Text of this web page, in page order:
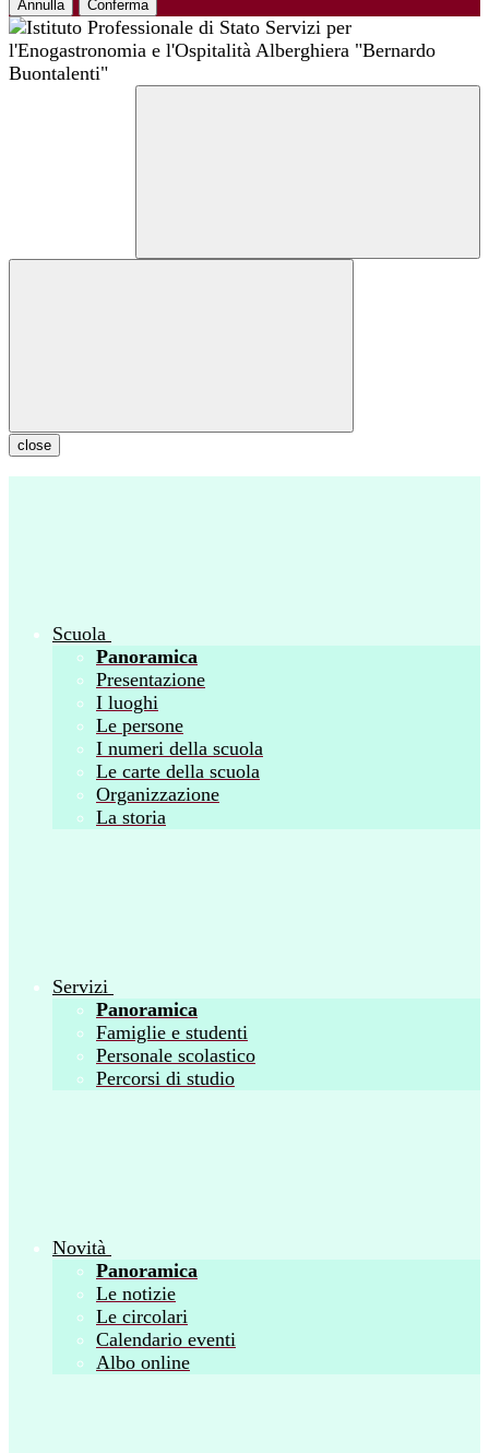
Annulla Conferma
close
Scuola
Panoramica
Presentazione
I luoghi
Le persone
I numeri della scuola
Le carte della scuola
Organizzazione
La storia
Servizi
Panoramica
Famiglie e studenti
Personale scolastico
Percorsi di studio
Novità
Panoramica
Le notizie
Le circolari
Calendario eventi
Albo online